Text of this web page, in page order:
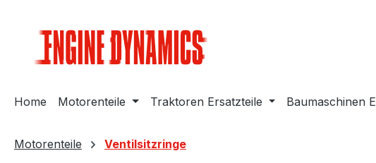
Home Motorenteile Traktoren Ersatzteile Baumaschinen
Motorenteile Ventilsitzringe